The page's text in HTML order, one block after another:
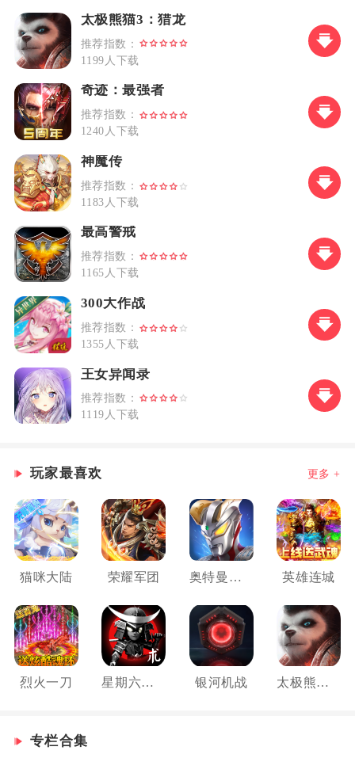
太极熊猫3：猎龙
推荐指数：
1199人下载
奇迹：最强者
推荐指数：
1240人下载
神魔传
推荐指数：
1183人下载
最高警戒
推荐指数：
1165人下载
300大作战
推荐指数：
1355人下载
王女异闻录
推荐指数：
1119人下载
玩家最喜欢 更多 +
猫咪大陆 荣耀军团 奥特曼热血英雄 英雄连城
烈火一刀 星期六魔王 银河机战 太极熊猫3：猎龙
专栏合集